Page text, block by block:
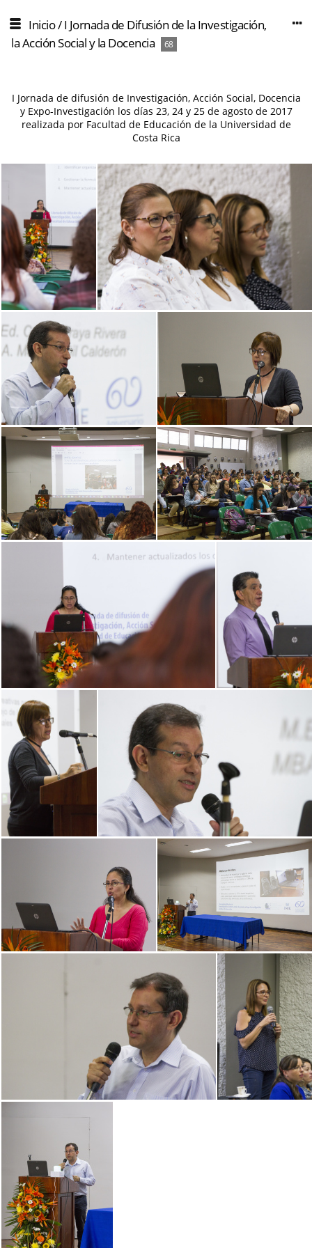
Inicio/I Jornada de Difusión de la Investigación,
la Acción Social y la Docencia
68
I Jornada de difusión de Investigación, Acción Social, Docencia
y Expo-Investigación los días 23, 24 y 25 de agosto de 2017
realizada por Facultad de Educación de la Universidad de
Costa Rica